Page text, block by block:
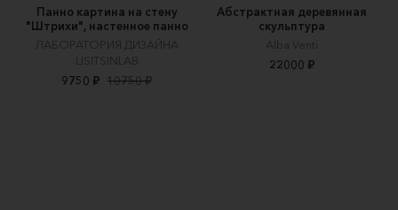
Панно картина на стену
"Штрихи", настенное панно
ЛАБОРАТОРИЯ ДИЗАЙНА
LISITSINLAB
9750 ₽ 10750 ₽
Абстрактная деревянная
скульптура
Alba Venti
22000 ₽